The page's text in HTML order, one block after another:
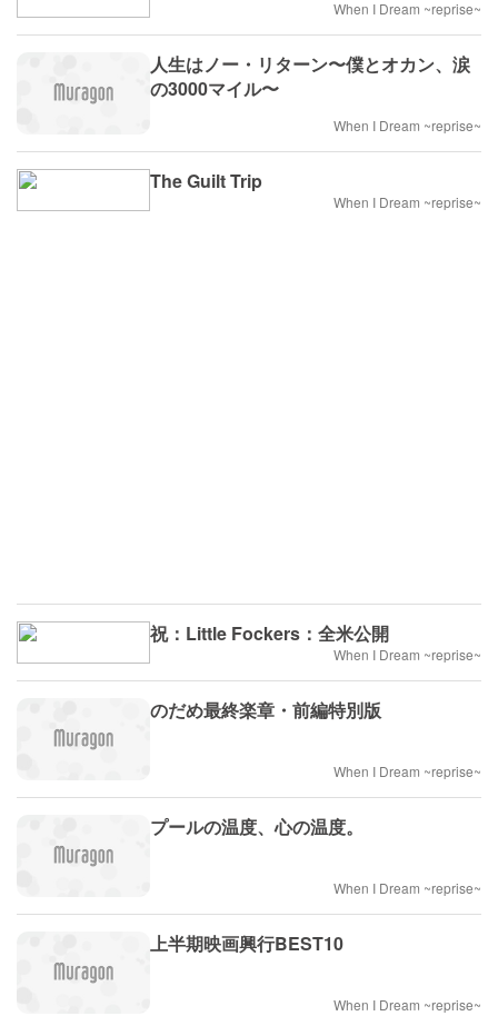
When I Dream ~reprise~
人生はノー・リターン〜僕とオカン、涙
の3000マイル〜
When I Dream ~reprise~
The Guilt Trip
When I Dream ~reprise~
祝：Little Fockers：全米公開
When I Dream ~reprise~
のだめ最終楽章・前編特別版
When I Dream ~reprise~
プールの温度、心の温度。
When I Dream ~reprise~
上半期映画興行BEST10
When I Dream ~reprise~